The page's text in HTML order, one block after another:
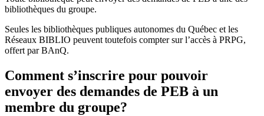
bibliothèques du groupe.
Seules les bibliothèques publiques autonomes du Québec et les
Réseaux BIBLIO peuvent toutefois compter sur l’accès à PRPG,
offert par BAnQ.
Comment s’inscrire pour pouvoir
envoyer des demandes de PEB à un
membre du groupe?